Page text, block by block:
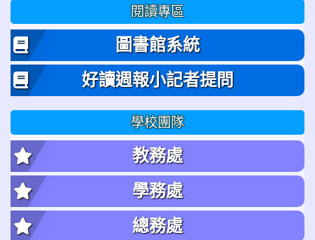
閱讀專區
圖書館系統
好讀週報小記者提問
學校團隊
教務處
學務處
總務處